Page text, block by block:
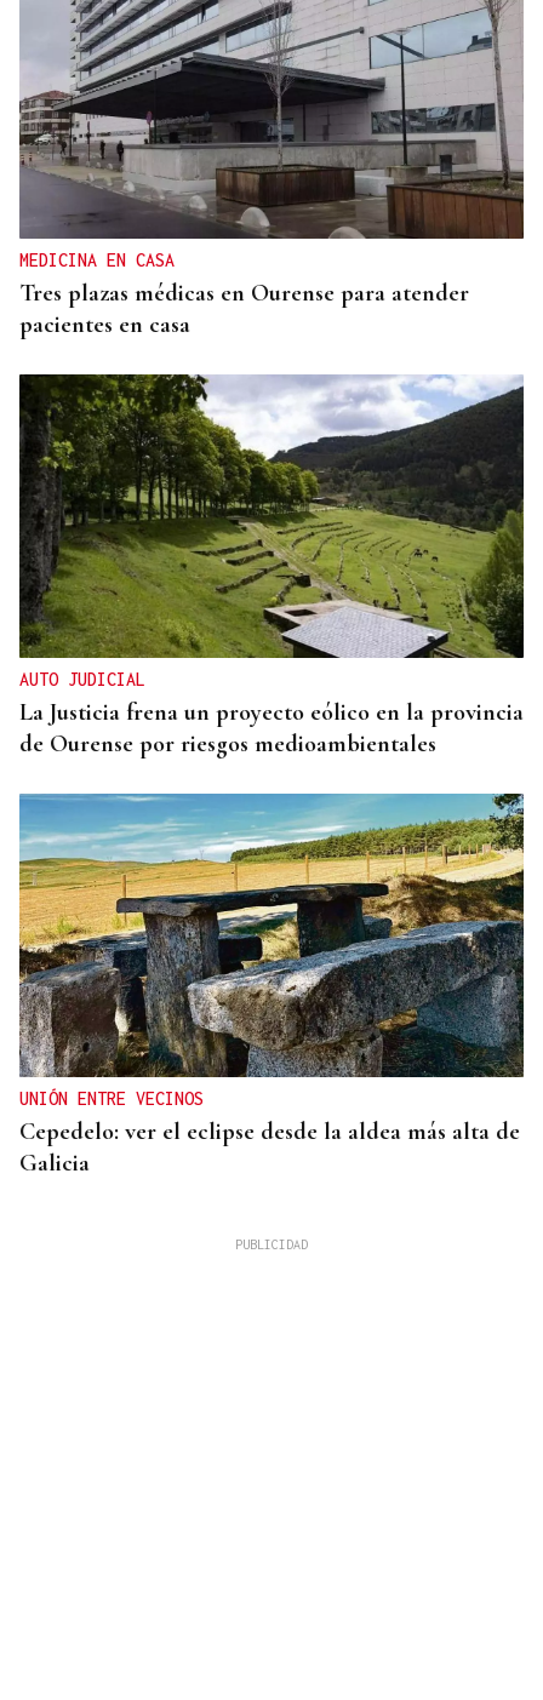
GUERRA DE UCRANIA
Rusia cifra en 640 los civiles muertos durante la
incursión ucraniana en Kursk
MEDICINA EN CASA
Tres plazas médicas en Ourense para atender
pacientes en casa
AUTO JUDICIAL
La Justicia frena un proyecto eólico en la provincia
de Ourense por riesgos medioambientales
UNIÓN ENTRE VECINOS
Cepedelo: ver el eclipse desde la aldea más alta de
Galicia